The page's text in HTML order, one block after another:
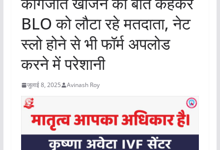
BLO को लौटा रहे मतदाता, नेट
स्लो होने से भी फॉर्म अपलोड
करने में परेशानी
जुलाई 8, 2025 Avinash Roy